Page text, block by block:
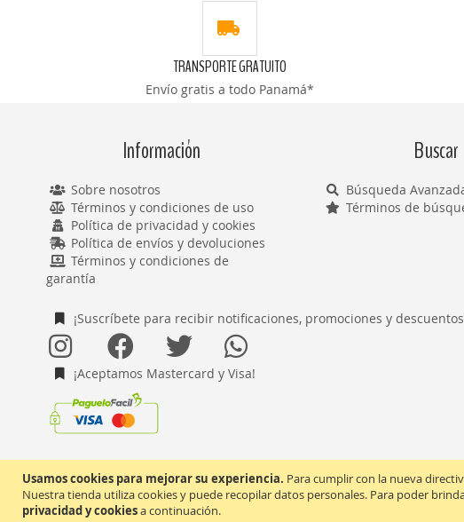
Usamos cookies para mejorar su experiencia. Para cumplir con la nueva
Nuestra tienda utiliza cookies y puede recopilar datos personales. Para poder
privacidad y cookiesa continuación.
TRANSPORTE GRATUITO
Envío gratis a todo Panamá*
Información
Sobre nosotros
Términos y condiciones de uso
Política de privacidad y cookies
Política de envíos y devoluciones
Términos y condiciones de
garantía
Buscar
Búsqueda
Términos de
¡Suscríbete para recibir notificaciones, promociones y
¡Aceptamos Mastercard y Visa!